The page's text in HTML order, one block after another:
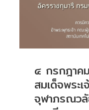
๔ กรกฎาค
สมเด็จพระ
จุฬาภรณว